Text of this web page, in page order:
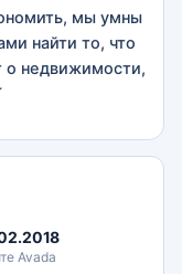
мы умны
найти то, что
о недвижимости,
можно заменить
зависит,
жизнь долгие
к помощи
Avada